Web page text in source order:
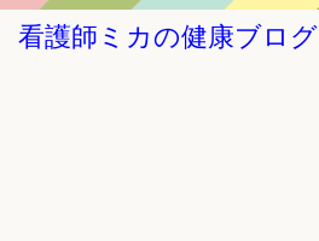
看護師ミカの健康ブログ